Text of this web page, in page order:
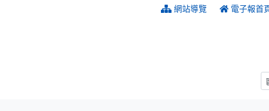
網站導覽 電子報首